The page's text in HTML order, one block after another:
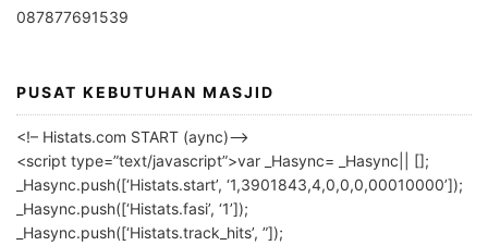
087877691539
PUSAT KEBUTUHAN MASJID
<!– Histats.com START (aync)–>
<script type=”text/javascript”>var _Hasync= _Hasync|| [];
_Hasync.push([‘Histats.start’, ‘1,3901843,4,0,0,0,00010000’]);
_Hasync.push([‘Histats.fasi’, ‘1’]);
_Hasync.push([‘Histats.track_hits’, ”]);